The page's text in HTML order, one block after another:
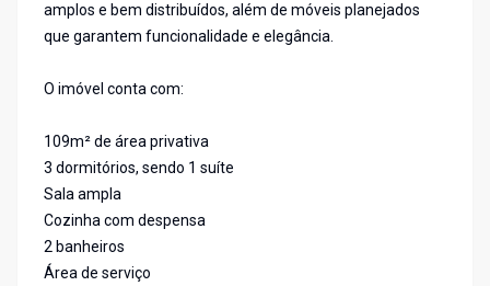
amplos e bem distribuídos, além de móveis planejados
que garantem funcionalidade e elegância.
O imóvel conta com:
109m² de área privativa
3 dormitórios, sendo 1 suíte
Sala ampla
Cozinha com despensa
2 banheiros
Área de serviço